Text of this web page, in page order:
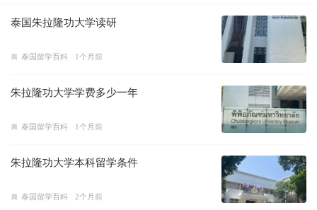
泰国朱拉隆功大学读研
泰国留学百科 1个月前
朱拉隆功大学学费多少一年
泰国留学百科 1个月前
朱拉隆功大学本科留学条件
泰国留学百科 2个月前